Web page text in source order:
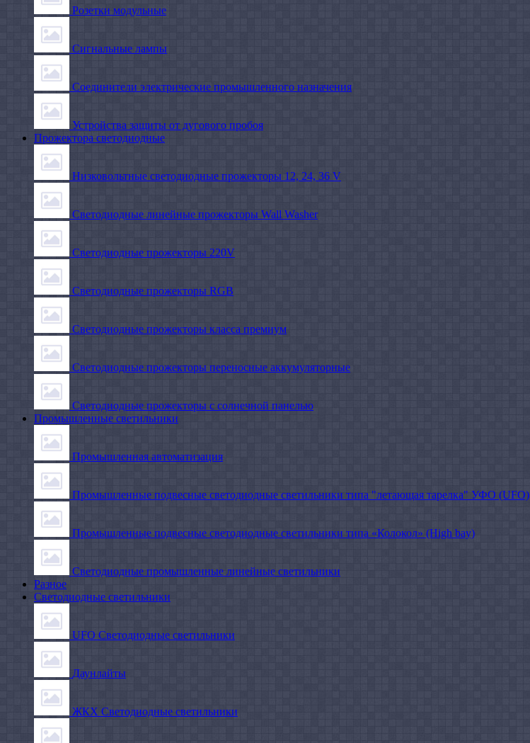
Розетки модульные
Сигнальные лампы
Соединители электрические промышленного назначения
Устройства защиты от дугового пробоя
Прожектора светодиодные
Низковольтные светодиодные прожекторы 12, 24, 36 V
Светодиодные линейные прожекторы Wall Washer
Светодиодные прожекторы 220V
Светодиодные прожекторы RGB
Светодиодные прожекторы класса премиум
Светодиодные прожекторы переносные аккумуляторные
Светодиодные прожекторы с солнечной панелью
Промышленные светильники
Промышленная автоматизация
Промышленные подвесные cветодиодные светильники типа "летающая тарелка" УФО (UFO)
Промышленные подвесные cветодиодные светильники типа «Колокол» (High bay)
Светодиодные промышленные линейные светильники
Разное
Светодиодные светильники
UFO Светодиодные светильники
Даунлайты
ЖКХ Светодиодные светильники